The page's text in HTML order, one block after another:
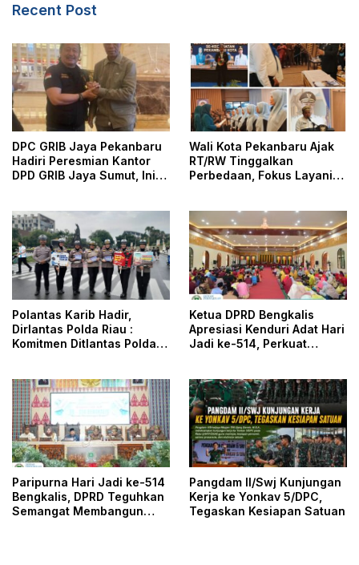
Recent Post
DPC GRIB Jaya Pekanbaru
Hadiri Peresmian Kantor
DPD GRIB Jaya Sumut, Ini
Wali Kota Pekanbaru Ajak
RT/RW Tinggalkan
Perbedaan, Fokus Layani
Polantas Karib Hadir,
Dirlantas Polda Riau :
Komitmen Ditlantas Polda
dan Edukasi Kepada
Masyarakat
Ketua DPRD Bengkalis
Apresiasi Kenduri Adat Hari
Jadi ke-514, Perkuat
Paripurna Hari Jadi ke-514
Bengkalis, DPRD Teguhkan
Semangat Membangun
Pangdam II/Swj Kunjungan
Kerja ke Yonkav 5/DPC,
Tegaskan Kesiapan Satuan